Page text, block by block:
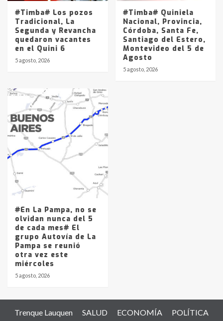
#Timba# Los pozos
Tradicional, La
Segunda y Revancha
quedaron vacantes
en el Quini 6
5 agosto, 2026
#Timba# Quiniela
Nacional, Provincia,
Córdoba, Santa Fe,
Santiago del Estero,
Montevideo del 5 de
Agosto
5 agosto, 2026
#En La Pampa, no se
olvidan nunca del 5
de cada mes# El
grupo Autovía de La
Pampa se reunió
otra vez este
miércoles
5 agosto, 2026
Trenque Lauquen SALUD ECONOMÍA POLÍTICA